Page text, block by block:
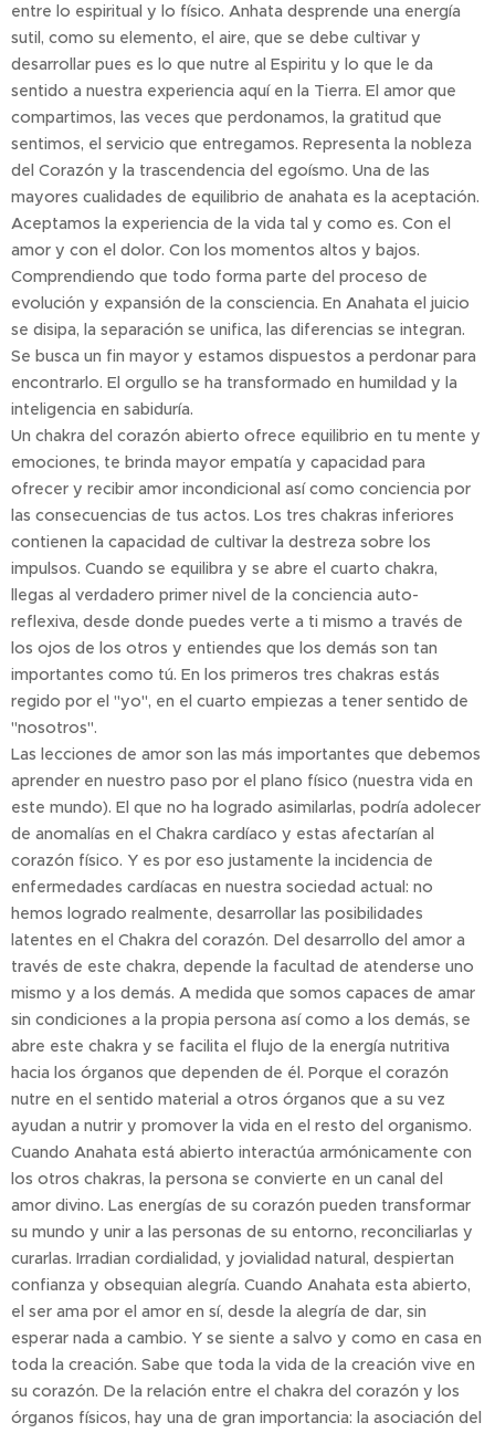
entre lo espiritual y lo físico. Anhata desprende una energía
sutil, como su elemento, el aire, que se debe cultivar y
desarrollar pues es lo que nutre al Espiritu y lo que le da
sentido a nuestra experiencia aquí en la Tierra. El amor que
compartimos, las veces que perdonamos, la gratitud que
sentimos, el servicio que entregamos. Representa la nobleza
del Corazón y la trascendencia del egoísmo. Una de las
mayores cualidades de equilibrio de anahata es la aceptación.
Aceptamos la experiencia de la vida tal y como es. Con el
amor y con el dolor. Con los momentos altos y bajos.
Comprendiendo que todo forma parte del proceso de
evolución y expansión de la consciencia. En Anahata el juicio
se disipa, la separación se unifica, las diferencias se integran.
Se busca un fin mayor y estamos dispuestos a perdonar para
encontrarlo. El orgullo se ha transformado en humildad y la
inteligencia en sabiduría.
Un chakra del corazón abierto ofrece equilibrio en tu mente y
emociones, te brinda mayor empatía y capacidad para
ofrecer y recibir amor incondicional así como conciencia por
las consecuencias de tus actos. Los tres chakras inferiores
contienen la capacidad de cultivar la destreza sobre los
impulsos. Cuando se equilibra y se abre el cuarto chakra,
llegas al verdadero primer nivel de la conciencia auto-
reflexiva, desde donde puedes verte a ti mismo a través de
los ojos de los otros y entiendes que los demás son tan
importantes como tú. En los primeros tres chakras estás
regido por el "yo", en el cuarto empiezas a tener sentido de
"nosotros".
Las lecciones de amor son las más importantes que debemos
aprender en nuestro paso por el plano físico (nuestra vida en
este mundo). El que no ha logrado asimilarlas, podría adolecer
de anomalías en el Chakra cardíaco y estas afectarían al
corazón físico. Y es por eso justamente la incidencia de
enfermedades cardíacas en nuestra sociedad actual: no
hemos logrado realmente, desarrollar las posibilidades
latentes en el Chakra del corazón. Del desarrollo del amor a
través de este chakra, depende la facultad de atenderse uno
mismo y a los demás. A medida que somos capaces de amar
sin condiciones a la propia persona así como a los demás, se
abre este chakra y se facilita el flujo de la energía nutritiva
hacia los órganos que dependen de él. Porque el corazón
nutre en el sentido material a otros órganos que a su vez
ayudan a nutrir y promover la vida en el resto del organismo.
Cuando Anahata está abierto interactúa armónicamente con
los otros chakras, la persona se convierte en un canal del
amor divino. Las energías de su corazón pueden transformar
su mundo y unir a las personas de su entorno, reconciliarlas y
curarlas. Irradian cordialidad, y jovialidad natural, despiertan
confianza y obsequian alegría. Cuando Anahata esta abierto,
el ser ama por el amor en sí, desde la alegría de dar, sin
esperar nada a cambio. Y se siente a salvo y como en casa en
toda la creación. Sabe que toda la vida de la creación vive en
su corazón. De la relación entre el chakra del corazón y los
órganos físicos, hay una de gran importancia: la asociación del